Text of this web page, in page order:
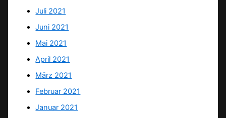
Juli 2021
Juni 2021
Mai 2021
April 2021
März 2021
Februar 2021
Januar 2021